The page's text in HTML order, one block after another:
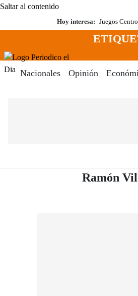
Saltar al contenido
Hoy interesa: Juegos
Menú
Nacionales Opinión
Ramón